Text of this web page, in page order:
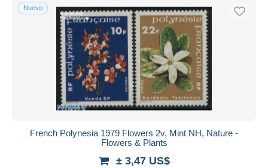
Nuevo
French Polynesia 1979 Flowers 2v, Mint NH, Nature -
Flowers & Plants
± 3,47 US$